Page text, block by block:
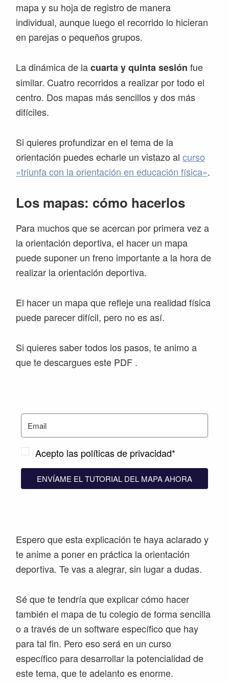
mapa y su hoja de registro de manera
individual, aunque luego el recorrido lo hicieran
en parejas o pequeños grupos.
La dinámica de lacuarta y quinta sesión fue
similar. Cuatro recorridos a realizar por todo el
centro. Dos mapas más sencillos y dos más
difíciles.
Si quieres profundizar en el tema de la
orientación puedes echarle un vistazo al curso
«triunfa con la orientación en educación física».
Los mapas: cómo hacerlos
Para muchos que se acercan por primera vez a
la orientación deportiva, el hacer un mapa
puede suponer un freno importante a la hora de
realizar la orientación deportiva.
El hacer un mapa que refleje una realidad física
puede parecer difícil, pero no es así.
Si quieres saber todos los pasos, te animo a
que te descargues este PDF .
Acepto las políticas de privacidad*
ENVÍAME EL TUTORIAL DEL MAPA AHORA
Espero que esta explicación te haya aclarado y
te anime a poner en práctica la orientación
deportiva. Te vas a alegrar, sin lugar a dudas.
Sé que te tendría que explicar cómo hacer
también el mapa de tu colegio de forma sencilla
o a través de un software específico que hay
para tal fin. Pero eso será en un curso
específico para desarrollar la potencialidad de
este tema, que te adelanto es enorme.